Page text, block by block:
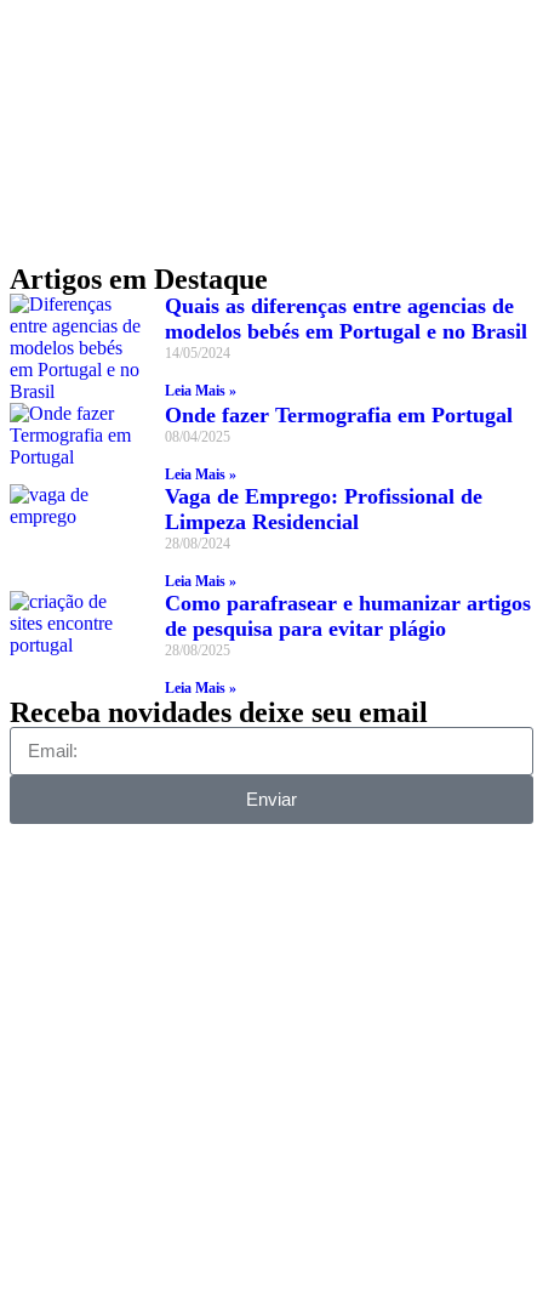
Artigos em Destaque
Quais as diferenças entre agencias de
modelos bebés em Portugal e no Brasil
14/05/2024
Leia Mais »
Onde fazer Termografia em Portugal
08/04/2025
Leia Mais »
Vaga de Emprego: Profissional de
Limpeza Residencial
28/08/2024
Leia Mais »
Como parafrasear e humanizar artigos
de pesquisa para evitar plágio
28/08/2025
Leia Mais »
Receba novidades deixe seu email
Enviar